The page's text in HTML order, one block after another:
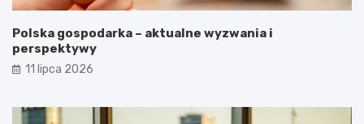
Polska gospodarka – aktualne wyzwania i
perspektywy
11 lipca 2026